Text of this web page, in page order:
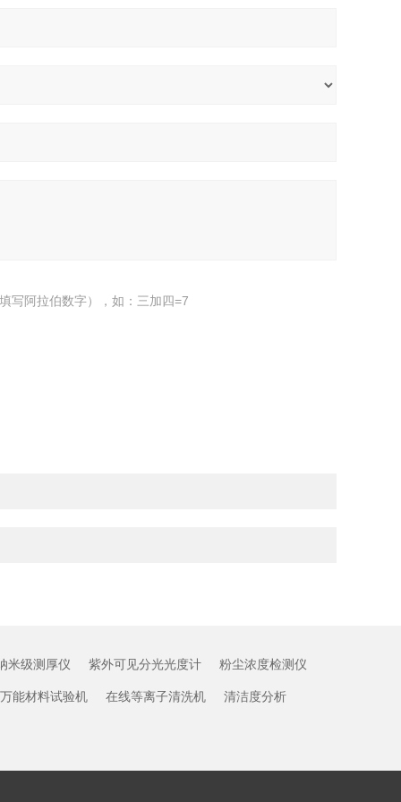
写阿拉伯数字），如：三加四=7
米级测厚仪 紫外可见分光光度计 粉尘浓度检测仪
能材料试验机 在线等离子清洗机 清洁度分析